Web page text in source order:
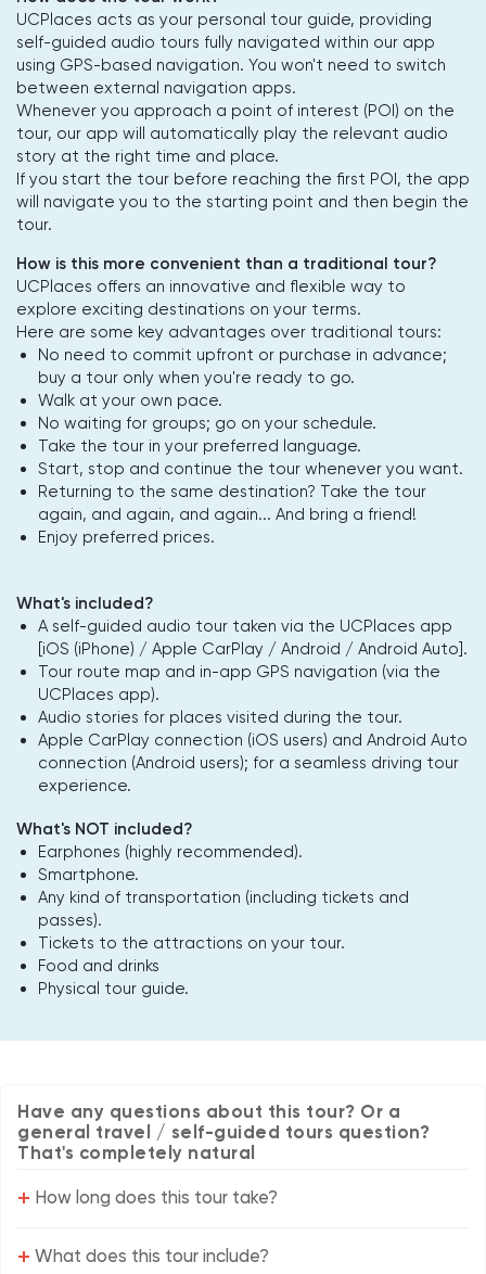
UCPlaces acts as your personal tour guide, providing
self-guided audio tours fully navigated within our app
using GPS-based navigation. You won't need to switch
between external navigation apps.
Whenever you approach a point of interest (POI) on the
tour, our app will automatically play the relevant audio
story at the right time and place.
If you start the tour before reaching the first POI, the app
will navigate you to the starting point and then begin the
tour.
How is this more convenient than a traditional tour?
UCPlaces offers an innovative and flexible way to
explore exciting destinations on your terms.
Here are some key advantages over traditional tours:
No need to commit upfront or purchase in advance;
buy a tour only when you're ready to go.
Walk at your own pace.
No waiting for groups; go on your schedule.
Take the tour in your preferred language.
Start, stop and continue the tour whenever you want.
Returning to the same destination? Take the tour
again, and again, and again... And bring a friend!
Enjoy preferred prices.
What's included?
A self-guided audio tour taken via the UCPlaces app
[iOS (iPhone) / Apple CarPlay / Android / Android Auto].
Tour route map and in-app GPS navigation (via the
UCPlaces app).
Audio stories for places visited during the tour.
Apple CarPlay connection (iOS users) and Android Auto
connection (Android users); for a seamless driving tour
experience.
What's NOT included?
Earphones (highly recommended).
Smartphone.
Any kind of transportation (including tickets and
passes).
Tickets to the attractions on your tour.
Food and drinks
Physical tour guide.
Have any questions about this tour? Or a
general travel / self-guided tours question?
That's completely natural
+ How long does this tour take?
+ What does this tour include?